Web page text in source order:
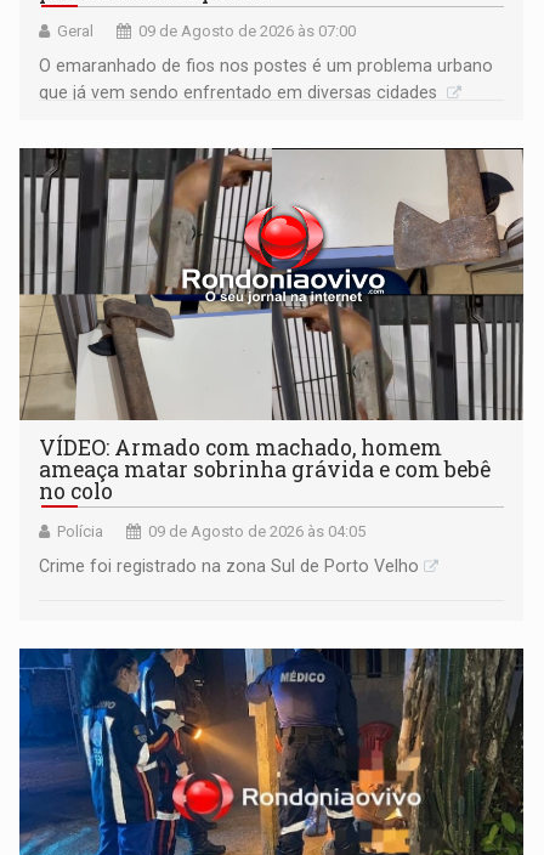
Geral 09 de Agosto de 2026 às 07:00
O emaranhado de fios nos postes é um problema urbano
que já vem sendo enfrentado em diversas cidades
VÍDEO: Armado com machado, homem
ameaça matar sobrinha grávida e com bebê
no colo
Polícia 09 de Agosto de 2026 às 04:05
Crime foi registrado na zona Sul de Porto Velho